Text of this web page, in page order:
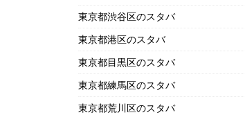
東京都渋谷区のスタバ
東京都港区のスタバ
東京都目黒区のスタバ
東京都練馬区のスタバ
東京都荒川区のスタバ